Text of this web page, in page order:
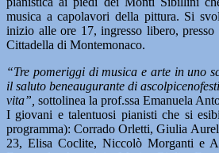
musica a capolavori della pittura. Si
inizio alle ore 17, ingresso libero,
Cittadella di Montemonaco.
“Tre pomeriggi di musica e arte in uno
il saluto beneaugurante di
vita”, sottolinea la prof.ssa Emanuela
I giovani e talentuosi pianisti che si
programma): Corrado Orletti, Giulia
23, Elisa Coclite, Niccolò Morganti e